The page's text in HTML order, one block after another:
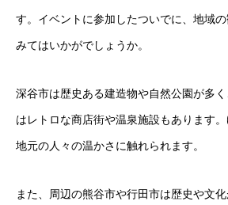
す。イベントに参加したついでに、地域
みてはいかがでしょうか。
深谷市は歴史ある建造物や自然公園が多
はレトロな商店街や温泉施設もあります。
地元の人々の温かさに触れられます。
また、周辺の熊谷市や行田市は歴史や文